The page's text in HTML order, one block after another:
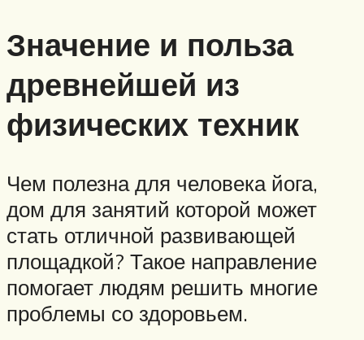
Значение и польза
древнейшей из
физических техник
Чем полезна для человека йога,
дом для занятий которой может
стать отличной развивающей
площадкой? Такое направление
помогает людям решить многие
проблемы со здоровьем.